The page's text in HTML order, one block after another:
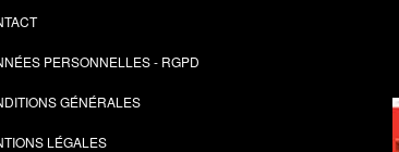
PERSONNELLES - RGPD
GÉNÉRALES
LÉGALES